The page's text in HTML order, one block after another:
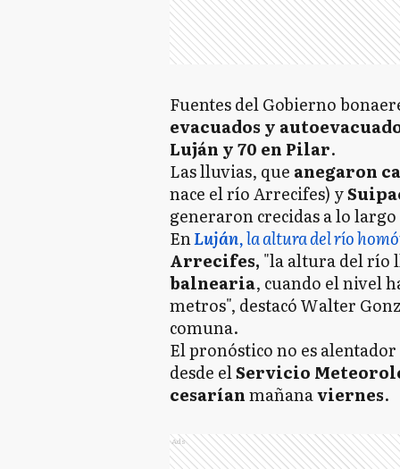
Fuentes del Gobierno
evacuados y
Luján y 70 en Pilar.
Las lluvias, que anegaron
nace el río Arrecifes) y
generaron crecidas a lo largo
EnLuján, la altura del río
Arrecifes, "la altura del río
balnearia, cuando el nivel
metros", destacó Walter
comuna.
El pronóstico no es
desde elServicio
cesaríanmañanaviernes.
Ads